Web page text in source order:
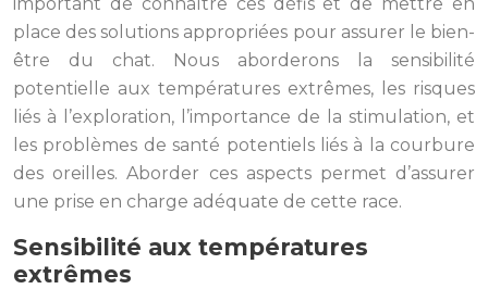
place des solutions appropriées pour assurer le bien-
être du chat. Nous aborderons la sensibilité
potentielle aux températures extrêmes, les risques
liés à l’exploration, l’importance de la stimulation, et
les problèmes de santé potentiels liés à la courbure
des oreilles. Aborder ces aspects permet d’assurer
une prise en charge adéquate de cette race.
Sensibilité aux températures
extrêmes